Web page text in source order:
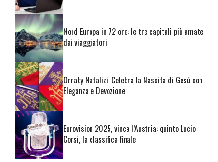
Nord Europa in 72 ore: le tre capitali più amate
dai viaggiatori
Ornaty Natalizi: Celebra la Nascita di Gesù con
Eleganza e Devozione
Eurovision 2025, vince l’Austria: quinto Lucio
Corsi, la classifica finale